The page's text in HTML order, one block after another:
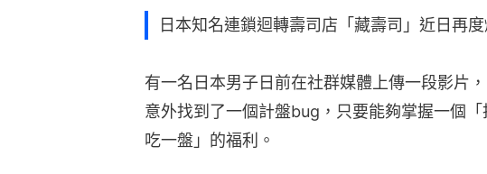
日本知名連鎖迴轉壽司店「藏壽司」近日再度
有一名日本男子日前在社群媒體上傳一段影片
意外找到了一個計盤bug，只要能夠掌握一個
吃一盤」的福利。